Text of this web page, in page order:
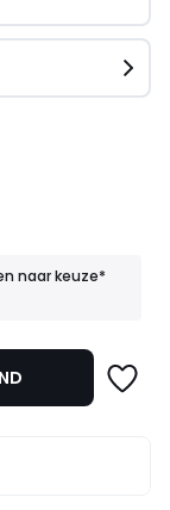
naar keuze*